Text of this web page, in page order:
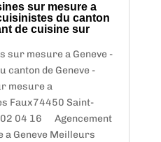
sur mesure a
du canton
de cuisine sur
sur mesure a Geneve -
de Geneve -
mesure a
Faux74450 Saint-
02 04 16 Agencement
Geneve Meilleurs